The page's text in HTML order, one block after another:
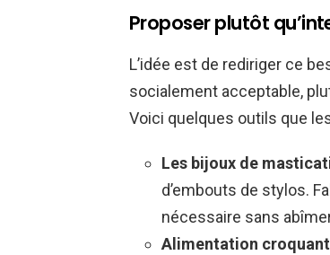
Proposer plutôt
L’idée est de rediriger ce
socialement acceptable,
Voici quelques outils que
Les bijoux de
d’embouts de stylos.
nécessaire sans
Alimentation